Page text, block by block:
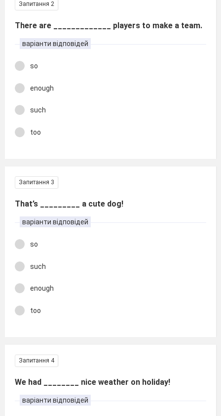
Запитання 2
There are _____________ players to make a team.
варіанти відповідей
so
enough
such
too
Запитання 3
That’s _________ a cute dog!
варіанти відповідей
so
such
enough
too
Запитання 4
We had ________ nice weather on holiday!
варіанти відповідей